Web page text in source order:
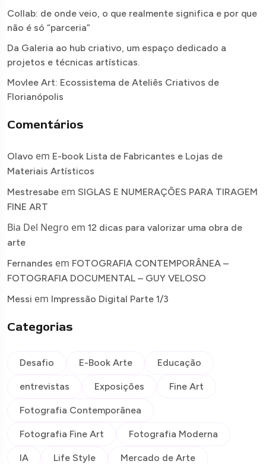
Collab: de onde veio, o que realmente significa e por que
não é só “parceria”
Da Galeria ao hub criativo, um espaço dedicado a
projetos e técnicas artísticas.
Movlee Art: Ecossistema de Ateliês Criativos de
Florianópolis
Comentários
Olavo em E-book Lista de Fabricantes e Lojas de
Materiais Artísticos
Mestresabe em SIGLAS E NUMERAÇÕES PARA TIRAGEM
FINE ART
Bia Del Negro em 12 dicas para valorizar uma obra de
arte
Fernandes em FOTOGRAFIA CONTEMPORÂNEA –
FOTOGRAFIA DOCUMENTAL – GUY VELOSO
Messi em Impressão Digital Parte 1/3
Categorias
Desafio E-Book Arte Educação
entrevistas Exposições Fine Art
Fotografia Contemporânea
Fotografia Fine Art Fotografia Moderna
IA Life Style Mercado de Arte